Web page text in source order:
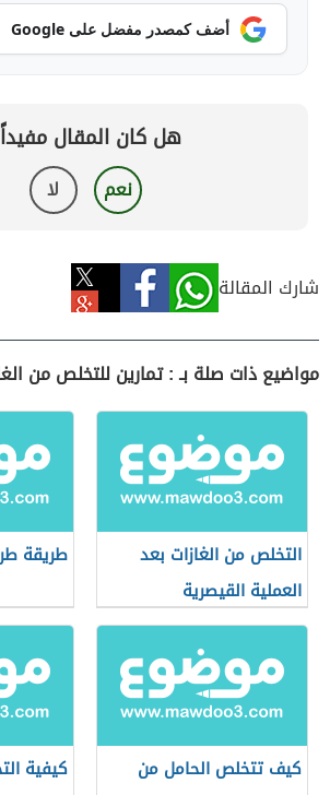
أضف كمصدر مفضل على Google
هل كان المقال
نعم لا
شارك المقالة
مواضيع ذات صلة بـ : تمارين للتخلص من
التخلص من الغازات بعد
العملية القيصرية
طريقة
كيف تتخلص الحامل من
كيفية